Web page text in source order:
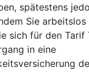
spätestens
Sie
sich für den Tarif
in eine